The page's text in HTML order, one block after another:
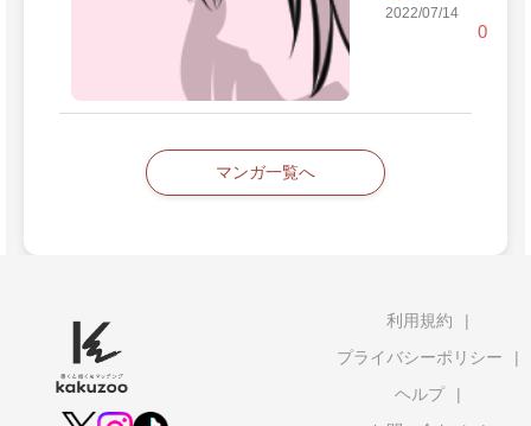
2022/07/14
0
マンガ一覧へ
利用規約
プライバシーポリシー
ヘルプ